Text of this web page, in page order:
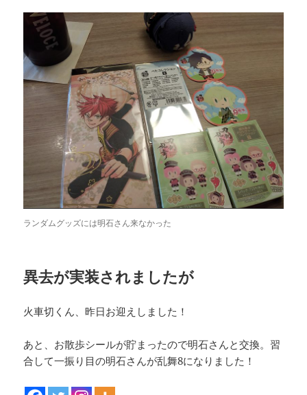
ランダムグッズには明石さん来なかった
異去が実装されましたが
火車切くん、昨日お迎えしました！
あと、お散歩シールが貯まったので明石さんと交換。習
合して一振り目の明石さんが乱舞8になりました！